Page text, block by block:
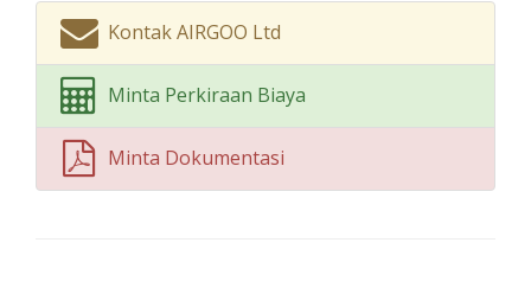
Kontak AIRGOO Ltd
Minta Perkiraan Biaya
Minta Dokumentasi